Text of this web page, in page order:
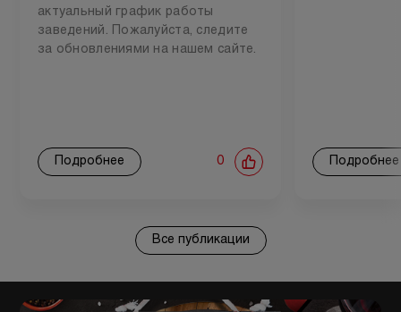
актуальный график работы
заведений. Пожалуйста, следите
за обновлениями на нашем сайте.
Подробнее 0 Подробнее
Все публикации